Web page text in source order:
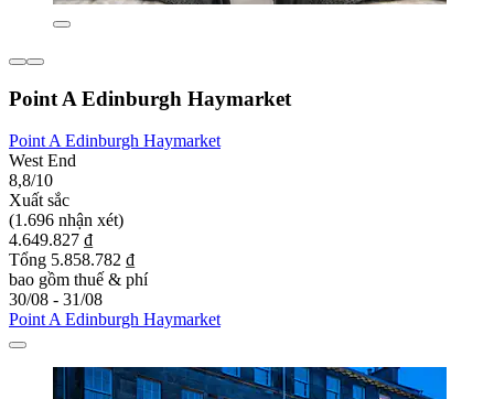
Point A Edinburgh Haymarket
Point A Edinburgh Haymarket
West End
8,8/10
Xuất sắc
(1.696 nhận xét)
4.649.827 ₫
Tổng 5.858.782 ₫
bao gồm thuế & phí
30/08 - 31/08
Point A Edinburgh Haymarket